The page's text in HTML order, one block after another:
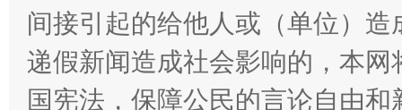
“刷贴”乱象丛生
生
间接引起的给他人或（单位）
递假新闻造成社会影响的，本
国宪法，保障公民的言论自由